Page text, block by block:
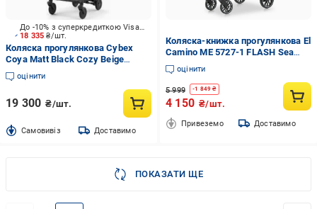
18 335₴/шт.
До -10% з суперкредиткою Visa Вигода
Коляска прогулянкова Cybex
Coya Matt Black Cozy Beige
(522005197)
оцінити
19 300 ₴/шт.
Cамовивіз Доставимо
Коляска-книжка прогулянкова El
Camino ME 5727-1 FLASH Sea
Spray
оцінити
5 999 -1 849 ₴
4 150 ₴/шт.
Привеземо Доставимо
ПОКАЗАТИ ЩЕ